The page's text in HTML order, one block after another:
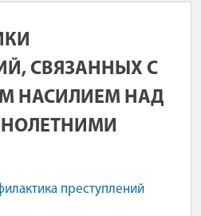
СВЯЗАННЫХ С
НАСИЛИЕМ НАД
преступлений